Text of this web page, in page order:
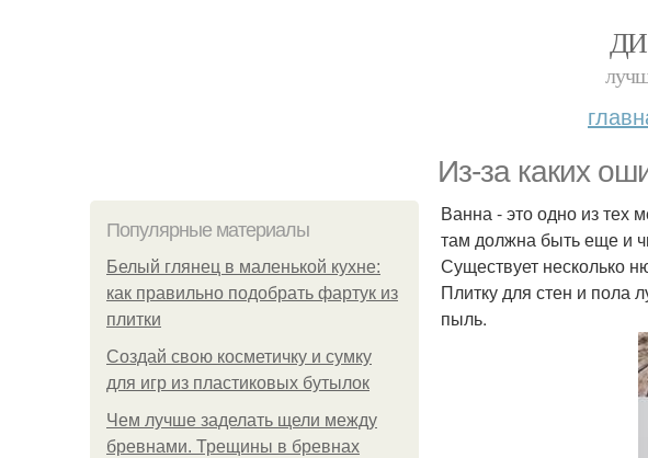
Из-за каких
Популярные материалы
Белый глянец в маленькой кухне:
как правильно подобрать фартук из
плитки
Создай свою косметичку и сумку
для игр из пластиковых бутылок
Чем лучше заделать щели между
бревнами. Трещины в бревнах
Ванна - это одно из тех
там должна быть еще и
Существует несколько
Плитку для стен и пола
пыль.